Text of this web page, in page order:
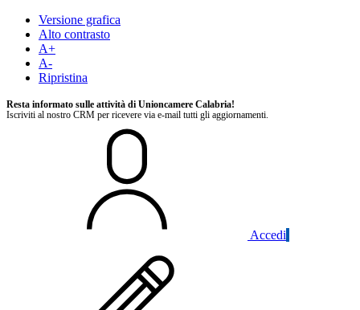
Versione grafica
Alto contrasto
A+
A-
Ripristina
Resta informato sulle attività di Unioncamere Calabria!
Iscriviti al nostro CRM per ricevere via e-mail tutti gli aggiornamenti.
Accedi